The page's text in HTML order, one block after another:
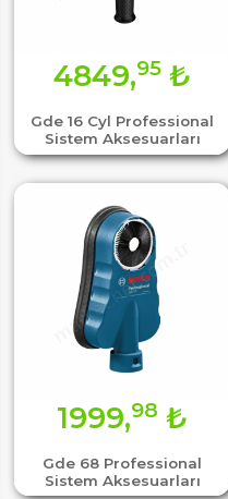
Gde 16 Cyl Professional
Sistem Aksesuarları
4849,95 ₺
Gde 68 Professional
Sistem Aksesuarları
1999,98 ₺